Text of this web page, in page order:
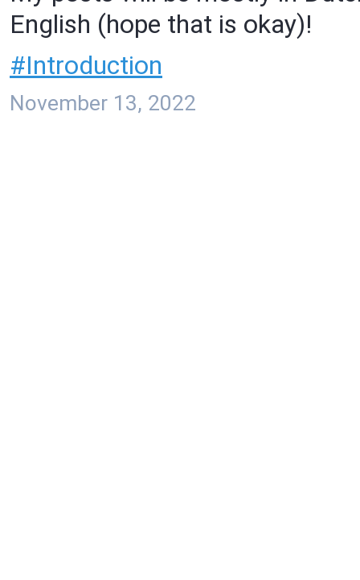
English (hope that is okay)!
#Introduction
November 13, 2022